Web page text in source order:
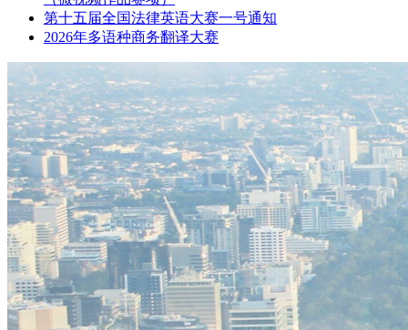
第十五届全国法律英语大赛一号通知
2026年多语种商务翻译大赛